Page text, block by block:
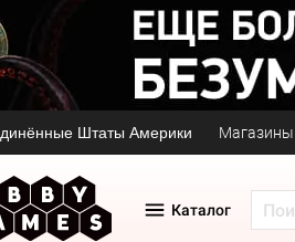
Штаты Америки Магазины
Каталог